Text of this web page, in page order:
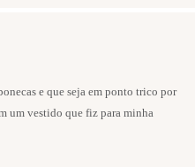
e que seja em ponto trico por
um vestido que fiz para minha